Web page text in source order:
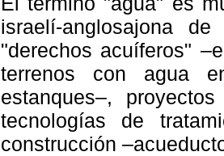
israelí-anglosajona
"derechos acuíferos"
terrenos con agua
estanques–,
tecnologías de
construcción